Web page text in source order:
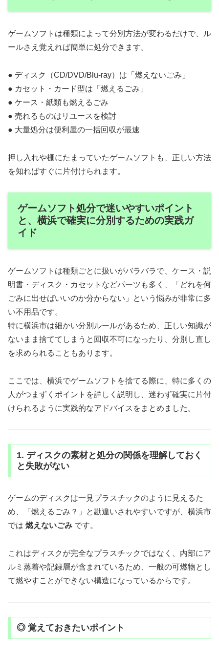
ゲームソフトは種類によって分別方法が変わるだけで、ル
ールさえ覚えれば簡単に処分できます。
● ディスク（CD/DVD/Blu-ray）は「燃えないごみ」
● カセット・カード型は「燃えるごみ」
● ケース・紙類も燃えるごみ
● 売れるものはリユースを検討
● 大量処分は便利屋の一括回収が最速
押し入れや棚にたまっていたゲームソフトも、正しい方法
を知ればすぐに片付けられます。
ゲームソフト処分で迷いやすいポイント
と、横浜で確実に分別するための実践ガ
イド
ゲームソフトは種類ごとに扱いがバラバラで、ケース・説
明書・ディスク・カセットなどパーツも多く、「どれを何
ごみに出せばいいのか分からない」という悩みが非常に多
い不用品です。
特に横浜市は細かい分別ルールがあるため、正しい知識が
ないまま捨ててしまうと回収不可になったり、分別し直し
を求められることもあります。
ここでは、横浜でゲームソフトを捨てる際に、特に多くの
人がつまずくポイントを詳しく説明し、迷わず確実に片付
けられるように実践的なアドバイスをまとめました。
1. ディスクの素材と処分の関係を理解しておく
と失敗がない
ゲームのディスクは一見プラスチックのように見えるた
め、「燃えるごみ？」と勘違いされやすいですが、横浜市
では 燃えないごみ です。
これはディスクが完全なプラスチックではなく、内部にア
ルミ蒸着や記録層が含まれているため、一般の可燃物とし
て燃やすことができない構造になっているからです。
◎ 覚えておきたいポイント